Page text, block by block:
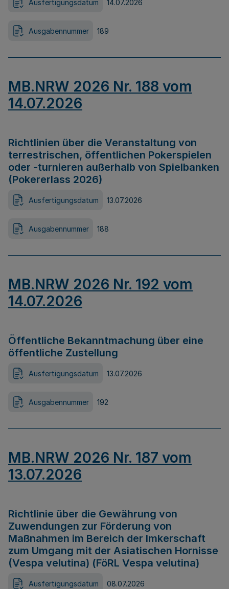
Ausfertigungsdatum 14.07.2026
Ausgabennummer 189
MB.NRW 2026 Nr. 188 vom
14.07.2026
Richtlinien über die Veranstaltung von
terrestrischen, öffentlichen Pokerspielen
oder -turnieren außerhalb von Spielbanken
(Pokererlass 2026)
Ausfertigungsdatum 13.07.2026
Ausgabennummer 188
MB.NRW 2026 Nr. 192 vom
14.07.2026
Öffentliche Bekanntmachung über eine
öffentliche Zustellung
Ausfertigungsdatum 13.07.2026
Ausgabennummer 192
MB.NRW 2026 Nr. 187 vom
13.07.2026
Richtlinie über die Gewährung von
Zuwendungen zur Förderung von
Maßnahmen im Bereich der Imkerschaft
zum Umgang mit der Asiatischen Hornisse
(Vespa velutina) (FöRL Vespa velutina)
Ausfertigungsdatum 08.07.2026